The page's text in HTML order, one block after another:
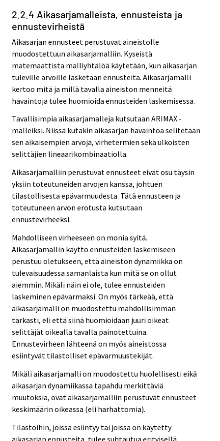
2.2.4 Aikasarjamalleista, ennusteista ja
ennustevirheistä
Aikasarjan ennusteet perustuvat aineistolle
muodostettuun aikasarjamalliin. Kyseistä
matemaattista malliyhtälöä käytetään, kun aikasarjan
tuleville arvoille lasketaan ennusteita. Aikasarjamalli
kertoo mitä ja millä tavalla aineiston menneitä
havaintoja tulee huomioida ennusteiden laskemisessa.
Tavallisimpia aikasarjamalleja kutsutaan ARIMAX -
malleiksi. Niissä kutakin aikasarjan havaintoa selitetään
sen aikaisempien arvoja, virhetermien sekä ulkoisten
selittäjien lineaarikombinaatiolla.
Aikasarjamalliin perustuvat ennusteet eivät osu täysin
yksiin toteutuneiden arvojen kanssa, johtuen
tilastollisesta epävarmuudesta. Tätä ennusteen ja
toteutuneen arvon erotusta kutsutaan
ennustevirheeksi.
Mahdolliseen virheeseen on monia syitä.
Aikasarjamallin käyttö ennusteiden laskemiseen
perustuu oletukseen, että aineiston dynamiikka on
tulevaisuudessa samanlaista kun mitä se on ollut
aiemmin. Mikäli näin ei ole, tulee ennusteiden
laskeminen epävarmaksi. On myös tärkeää, että
aikasarjamalli on muodostettu mahdollisimman
tarkasti, eli että siinä huomioidaan juuri oikeat
selittäjät oikealla tavalla painotettuina.
Ennustevirheen lähteenä on myös aineistossa
esiintyvät tilastolliset epävarmuustekijät.
Mikäli aikasarjamalli on muodostettu huolellisesti eikä
aikasarjan dynamiikassa tapahdu merkittäviä
muutoksia, ovat aikasarjamalliin perustuvat ennusteet
keskimäärin oikeassa (eli harhattomia).
Tilastoihin, joissa esiintyy tai joissa on käytetty
aikasarjan ennusteita, tulee suhtautua erityisellä